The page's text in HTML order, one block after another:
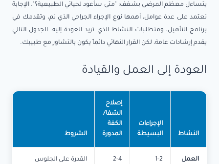
يتساءل معظم المرضى بشغف: "متى سأعود لحياتي الطبيعية؟". الإجابة
تعتمد على عدة عوامل، أهمها نوع الإجراء الجراحي الذي تم، وتقدمك في
برنامج التأهيل، ومتطلبات النشاط الذي تريد العودة إليه. الجدول التالي
يقدم إرشادات عامة، لكن القرار النهائي دائماً يكون بالتشاور مع طبيبك.
العودة إلى العمل والقيادة
النشاط
الإجراءات
البسيطة
إصلاح
الشفا/
الكفة
المدورة
الشروط
العمل
1-2
2-4
القدرة على الجلوس